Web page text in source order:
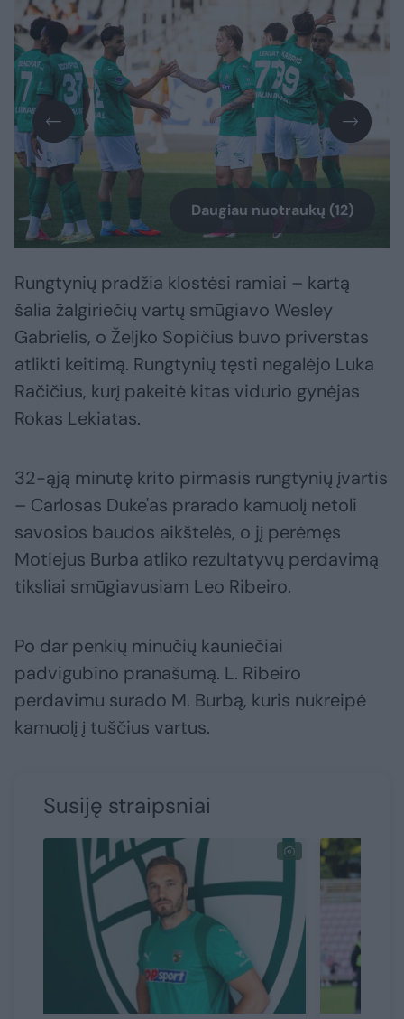
Daugiau nuotraukų (12)
Rungtynių pradžia klostėsi ramiai – kartą
šalia žalgiriečių vartų smūgiavo Wesley
Gabrielis, o Željko Sopičius buvo priverstas
atlikti keitimą. Rungtynių tęsti negalėjo Luka
Račičius, kurį pakeitė kitas vidurio gynėjas
Rokas Lekiatas.
32-ąją minutę krito pirmasis rungtynių įvartis
– Carlosas Duke'as prarado kamuolį netoli
savosios baudos aikštelės, o jį perėmęs
Motiejus Burba atliko rezultatyvų perdavimą
tiksliai smūgiavusiam Leo Ribeiro.
Po dar penkių minučių kauniečiai
padvigubino pranašumą. L. Ribeiro
perdavimu surado M. Burbą, kuris nukreipė
kamuolį į tuščius vartus.
Susiję straipsniai